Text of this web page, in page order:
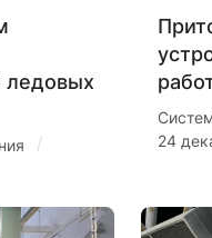
ледовых
/ 24